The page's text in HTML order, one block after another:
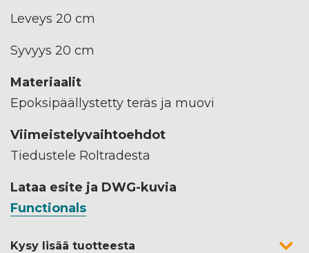
Leveys 20 cm
Syvyys 20 cm
Materiaalit
Epoksipäällystetty teräs ja muovi
Viimeistelyvaihtoehdot
Tiedustele Roltradesta
Lataa esite ja DWG-kuvia
Functionals
Kysy lisää tuotteesta